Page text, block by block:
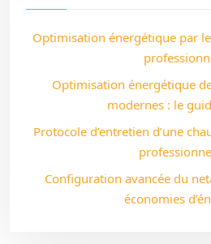
Optimisation énergétique par
Optimisation énergétique
modernes : le
Protocole d’entretien d’une
Configuration avancée du
économies